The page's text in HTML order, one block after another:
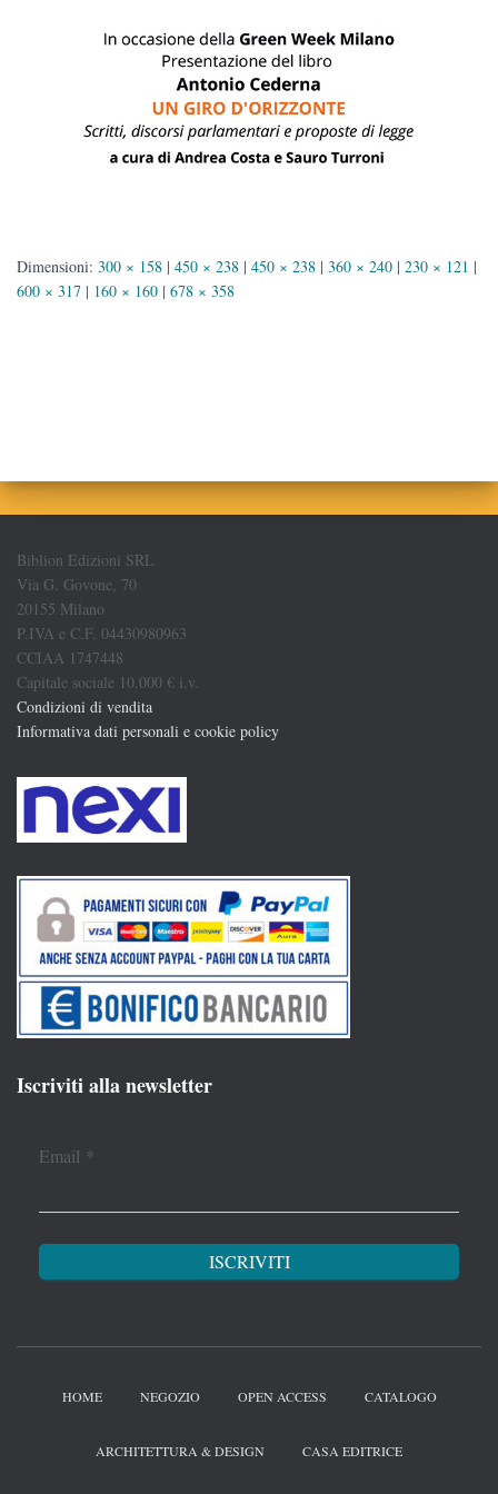
Dimensioni: 300 × 158 | 450 × 238 | 450 × 238 | 360 × 240 | 230 × 121 |
600 × 317 | 160 × 160 | 678 × 358
Biblion Edizioni SRL
Via G. Govone, 70
20155 Milano
P.IVA e C.F. 04430980963
CCIAA 1747448
Capitale sociale 10.000 € i.v.
Condizioni di vendita
Informativa dati personali e cookie policy
Iscriviti alla newsletter
Email *
HOME NEGOZIO OPEN ACCESS CATALOGO
ARCHITETTURA & DESIGN CASA EDITRICE